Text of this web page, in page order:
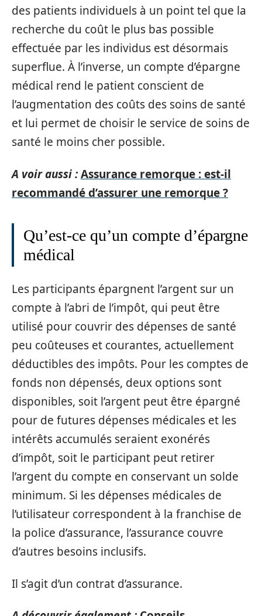
des patients individuels à un point tel que la
recherche du coût le plus bas possible
effectuée par les individus est désormais
superflue. À l’inverse, un compte d’épargne
médical rend le patient conscient de
l’augmentation des coûts des soins de santé
et lui permet de choisir le service de soins de
santé le moins cher possible.
A voir aussi :Assurance remorque : est-il
recommandé d’assurer une remorque ?
Qu’est-ce qu’un compte d’épargne
médical
Les participants épargnent l’argent sur un
compte à l’abri de l’impôt, qui peut être
utilisé pour couvrir des dépenses de santé
peu coûteuses et courantes, actuellement
déductibles des impôts. Pour les comptes de
fonds non dépensés, deux options sont
disponibles, soit l’argent peut être épargné
pour de futures dépenses médicales et les
intérêts accumulés seraient exonérés
d’impôt, soit le participant peut retirer
l’argent du compte en conservant un solde
minimum. Si les dépenses médicales de
l’utilisateur correspondent à la franchise de
la police d’assurance, l’assurance couvre
d’autres besoins inclusifs.
Il s’agit d’un contrat d’assurance.